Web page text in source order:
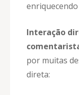
Interação
por muitas
direta: